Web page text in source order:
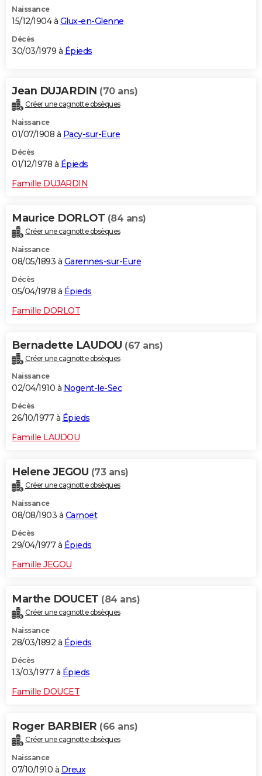
Naissance
15/12/1904 à Glux-en-Glenne
Décès
30/03/1979 à Épieds
Jean DUJARDIN (70 ans)
Créer une cagnotte obsèques
Naissance
01/07/1908 à Pacy-sur-Eure
Décès
01/12/1978 à Épieds
Famille DUJARDIN
Maurice DORLOT (84 ans)
Créer une cagnotte obsèques
Naissance
08/05/1893 à Garennes-sur-Eure
Décès
05/04/1978 à Épieds
Famille DORLOT
Bernadette LAUDOU (67 ans)
Créer une cagnotte obsèques
Naissance
02/04/1910 à Nogent-le-Sec
Décès
26/10/1977 à Épieds
Famille LAUDOU
Helene JEGOU (73 ans)
Créer une cagnotte obsèques
Naissance
08/08/1903 à Carnoët
Décès
29/04/1977 à Épieds
Famille JEGOU
Marthe DOUCET (84 ans)
Créer une cagnotte obsèques
Naissance
28/03/1892 à Épieds
Décès
13/03/1977 à Épieds
Famille DOUCET
Roger BARBIER (66 ans)
Créer une cagnotte obsèques
Naissance
07/10/1910 à Dreux